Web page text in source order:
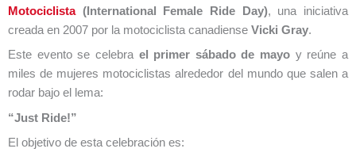
Motociclista(International Female Ride Day), una iniciativa
creada en 2007 por la motociclista canadiense Vicki Gray.
Este evento se celebra el primer sábado de mayo y reúne a
miles de mujeres motociclistas alrededor del mundo que salen a
rodar bajo el lema:
“Just Ride!”
El objetivo de esta celebración es: